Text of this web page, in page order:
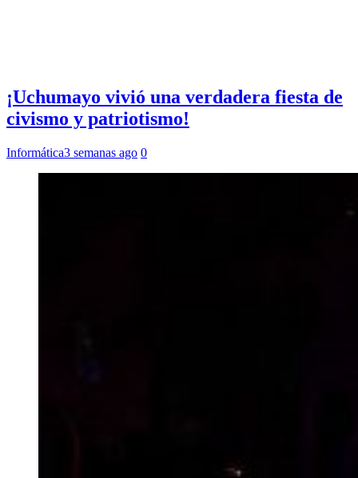
¡Uchumayo vivió una verdadera fiesta de
civismo y patriotismo!
Informática3 semanas ago 0